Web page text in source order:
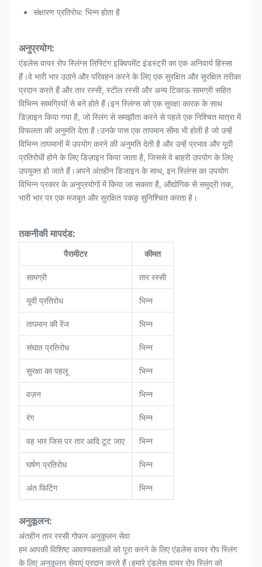
संक्षारण प्रतिरोध: भिन्न होता है
अनुप्रयोग:
एंडलेस वायर रोप स्लिंग्स लिफ्टिंग इक्विपमेंट इंडस्ट्री का एक अनिवार्य हिस्सा
हैं।वे भारी भार उठाने और परिवहन करने के लिए एक सुरक्षित और सुरक्षित तरीका
प्रदान करते हैं और तार रस्सी, स्टील रस्सी और अन्य टिकाऊ सामग्री सहित
विभिन्न सामग्रियों से बने होते हैं।इन स्लिंग्स को एक सुरक्षा कारक के साथ
डिज़ाइन किया गया है, जो स्लिंग से समझौता करने से पहले एक निश्चित मात्रा में
विफलता की अनुमति देता है।उनके पास एक तापमान सीमा भी होती है जो उन्हें
विभिन्न तापमानों में उपयोग करने की अनुमति देती है और उन्हें प्रभाव और यूवी
प्रतिरोधी होने के लिए डिज़ाइन किया जाता है, जिससे वे बाहरी उपयोग के लिए
उपयुक्त हो जाते हैं।अपने अंतहीन डिजाइन के साथ, इन स्लिंग्स का उपयोग
विभिन्न प्रकार के अनुप्रयोगों में किया जा सकता है, औद्योगिक से समुद्री तक,
भारी भार पर एक मजबूत और सुरक्षित पकड़ सुनिश्चित करता है।
तकनीकी मापदंड:
पैरामीटर कीमत
सामग्री तार रस्सी
यूवी प्रतिरोध भिन्न
तापमान की रेंज भिन्न
संघात प्रतिरोध भिन्न
सुरक्षा का पहलू भिन्न
वज़न भिन्न
रंग भिन्न
वह भार जिस पर तार आदि टूट जाए भिन्न
घर्षण प्रतिरोध भिन्न
अंत फिटिंग भिन्न
अनुकूलन:
अंतहीन तार रस्सी गोफन अनुकूलन सेवा
हम आपकी विशिष्ट आवश्यकताओं को पूरा करने के लिए एंडलेस वायर रोप स्लिंग
के लिए अनुकूलन सेवाएं प्रदान करते हैं।हमारे एंडलेस वायर रोप स्लिंग को